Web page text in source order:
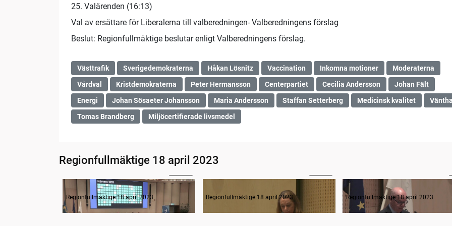
25. Valärenden (16:13)
Val av ersättare för Liberalerna till valberedningen- Valberedningens förslag
Beslut: Regionfullmäktige beslutar enligt Valberedningens förslag.
Västtrafik Sverigedemokraterna Håkan Lösnitz Vaccination Inkomna motioner
Moderaterna
Vårdval
Kristdemokraterna Peter Hermansson Centerpartiet Cecilia Andersson
Johan Fält
Energi
Johan Sösaeter Johansson Maria Andersson Staffan Setterberg Medicinsk kvalitet
Tomas Brandberg
Miljöcertifierade livsmedel
Regionfullmäktige 18 april 2023
1. Mötets öppnande
Regionfullmäktige 18 april 2023 Regionfullmäktige 18 april 2023 Regionfullmäktige 18 april 2023